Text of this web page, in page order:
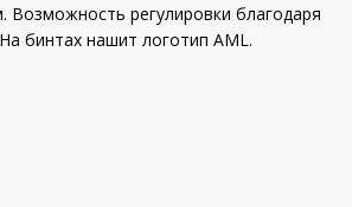
Возможность регулировки благодаря
бинтах нашит логотип AML.